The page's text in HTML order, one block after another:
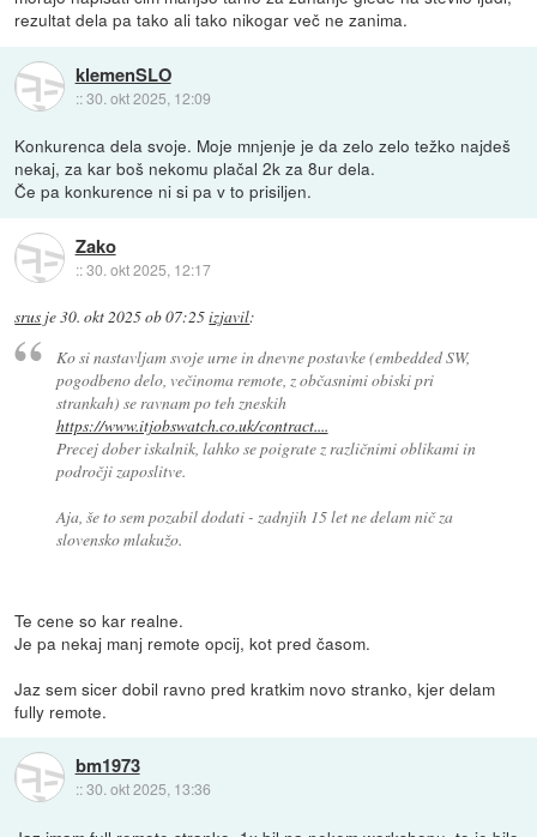
rezultat dela pa tako ali tako nikogar več ne zanima.
klemenSLO
::30. okt 2025, 12:09
Konkurenca dela svoje. Moje mnjenje je da zelo zelo težko najdeš
nekaj, za kar boš nekomu plačal 2k za 8ur dela.
Če pa konkurence ni si pa v to prisiljen.
Zako
::30. okt 2025, 12:17
srus je30. okt 2025 ob 07:25izjavil:
Ko si nastavljam svoje urne in dnevne postavke (embedded SW,
pogodbeno delo, večinoma remote, z občasnimi obiski pri
strankah) se ravnam po teh zneskih
https://www.itjobswatch.co.uk/contract....
Precej dober iskalnik, lahko se poigrate z različnimi oblikami in
področji zaposlitve.
Aja, še to sem pozabil dodati - zadnjih 15 let ne delam nič za
slovensko mlakužo.
Te cene so kar realne.
Je pa nekaj manj remote opcij, kot pred časom.
Jaz sem sicer dobil ravno pred kratkim novo stranko, kjer delam
fully remote.
bm1973
::30. okt 2025, 13:36